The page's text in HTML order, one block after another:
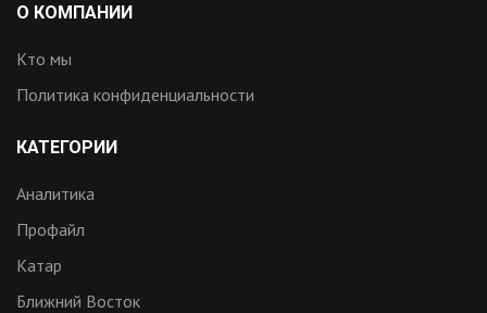
О КОМПАНИИ
Кто мы
Политика конфиденциальности
КАТЕГОРИИ
Аналитика
Профайл
Катар
Ближний Восток